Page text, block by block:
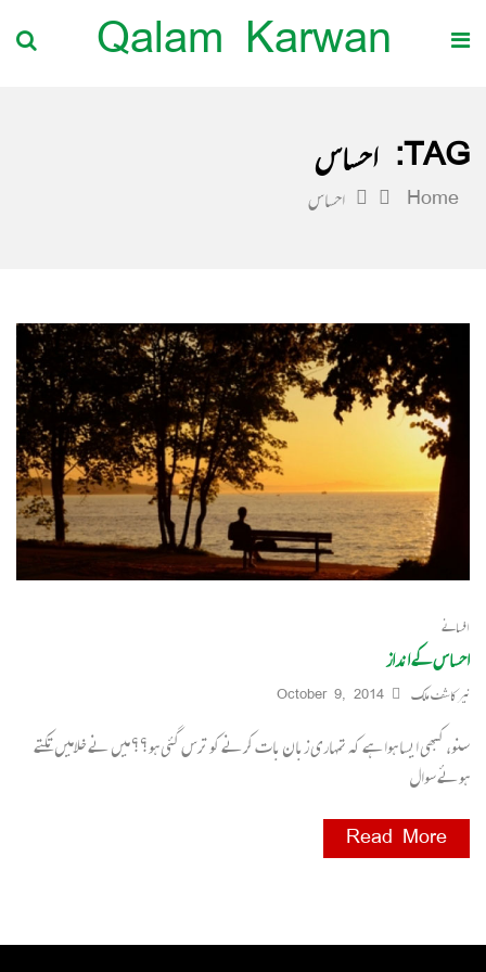
Qalam Karwan
TAG: احساس
Home احساس
افسانے
احساس کے انداز
نیر کاشف ملک October 9, 2014
سنو، کبھی ایسا ہوا ہے کہ تمہاری زبان بات کرنے کو ترس گئی ہو؟؟ میں نے خلامیں تکتے
ہوئے سوال
Read More